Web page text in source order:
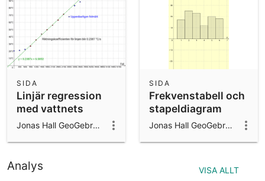
Linjär regression
med vattnets
värmekapacitet
SIDA
Jonas Hall GeoGebra ambassador 2024/25
Frekvenstabell och
stapeldiagram
SIDA
Jonas Hall GeoGebra ambassador 2024/25
Analys VISA ALLT